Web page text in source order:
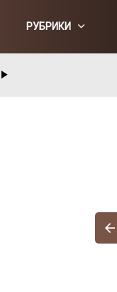
РУБРИКИ